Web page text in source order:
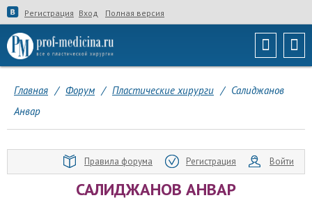
Регистрация Вход Полная версия
Главная / Форум / Пластические хирурги / Салиджанов
Анвар
Правила форума Регистрация Войти
САЛИДЖАНОВ АНВАР